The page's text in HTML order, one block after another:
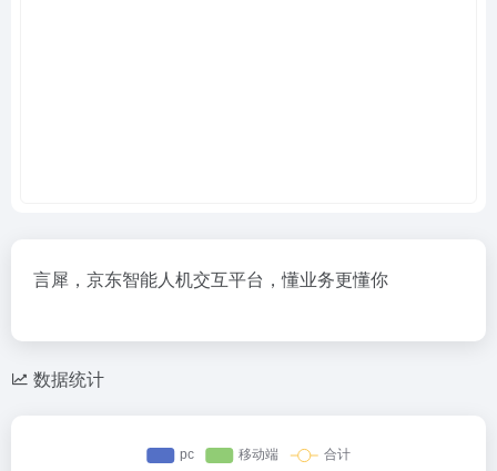
言犀，京东智能人机交互平台，懂业务更懂你
数据统计